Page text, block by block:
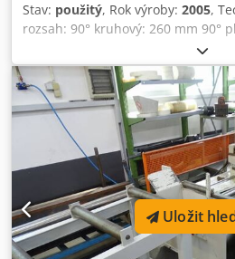
Stav: použitý, Rok výroby: 2005,
rozsah: 90° kruhový: 260 mm 90°
čtvercový: 260 x 260 mm +45°
Ijpfx Aipek +45° plochý: 200 x 240
200 mm +60° kruhový: 165 mm
+60° čtvercový: 150 x 150 mm -
plochý: 200 x 240 mm -45°
Nejkratší zbytková délka: 35 mm
Pilový motor, výkon – frekvenčně
rychlost plynule nastavitelná při
m/min Rozměry pilového pásu:
Rozměry a hmotnost: Délka cca:
mm Výška, horní díl spuštěný,
Uložit